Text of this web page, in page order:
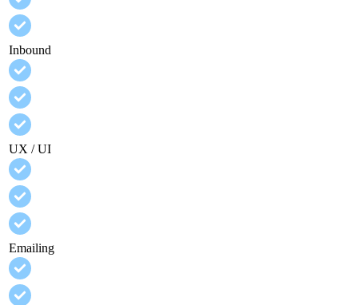
Inbound
UX / UI
Emailing